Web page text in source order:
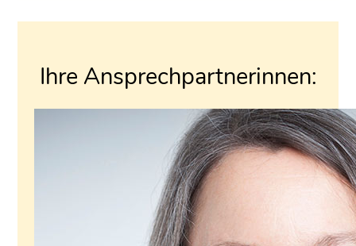
Ihre Ansprechpartnerinnen: